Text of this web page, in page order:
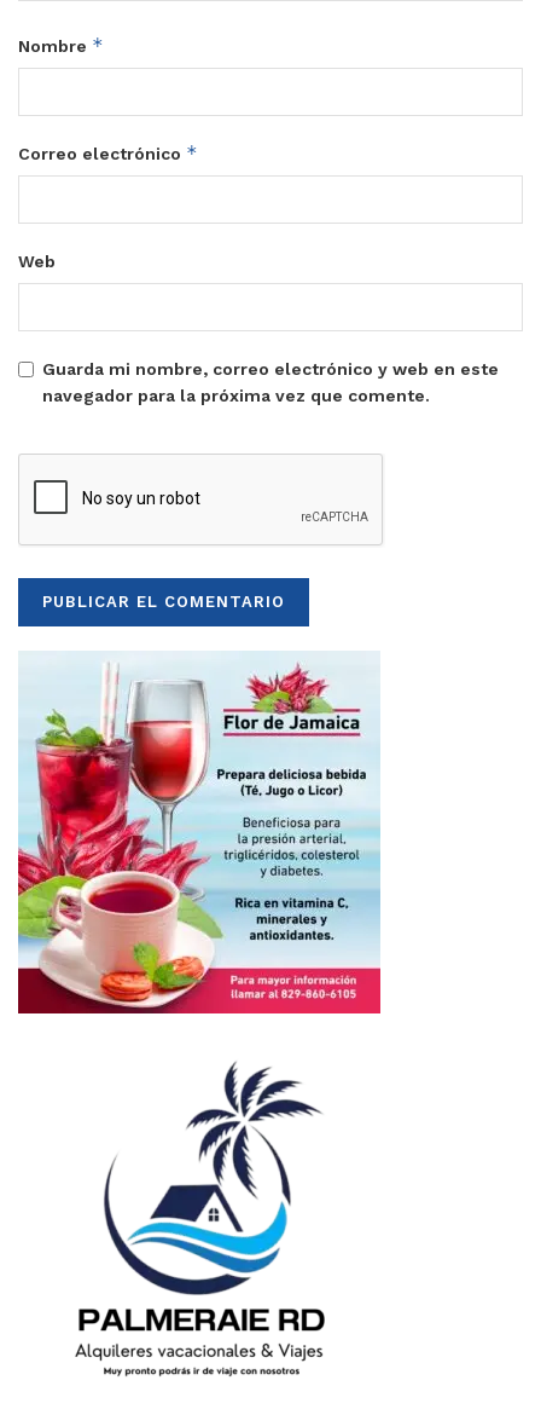
Nombre *
Correo electrónico *
Web
Guarda mi nombre, correo electrónico y web en este
navegador para la próxima vez que comente.